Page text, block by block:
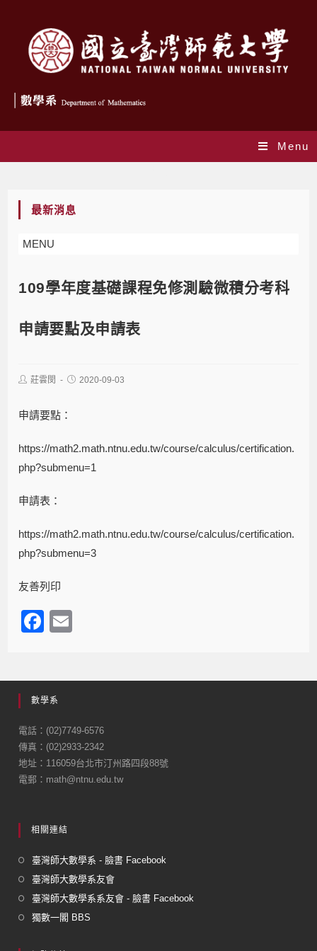
Menu
最新消息
MENU
109學年度基礎課程免修測驗微積分考科
申請要點及申請表
莊雲閔 2020-09-03
申請要點：
https://math2.math.ntnu.edu.tw/course/calculus/certification.
php?submenu=1
申請表：
https://math2.math.ntnu.edu.tw/course/calculus/certification.
php?submenu=3
友善列印
F
e
b
o
o
k
數學系
電話：(02)7749-6576
傳真：(02)2933-2342
地址：116059台北市汀州路四段88號
電郵：math@ntnu.edu.tw
相關連結
臺灣師大數學系 - 臉書 Facebook
臺灣師大數學系友會
臺灣師大數學系系友會 - 臉書 Facebook
獨數一閣 BBS